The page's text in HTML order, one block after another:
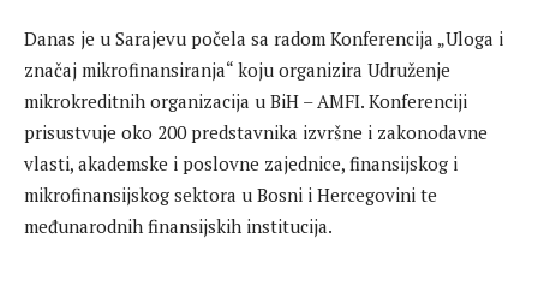
Danas je u Sarajevu počela sa radom Konferencija „Uloga i
značaj mikrofinansiranja“ koju organizira Udruženje
mikrokreditnih organizacija u BiH – AMFI. Konferenciji
prisustvuje oko 200 predstavnika izvršne i zakonodavne
vlasti, akademske i poslovne zajednice, finansijskog i
mikrofinansijskog sektora u Bosni i Hercegovini te
međunarodnih finansijskih institucija.